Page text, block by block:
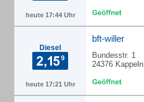
heute 17:44 Uhr
Diesel
heute 17:21 Uhr
bft-willer
Bundesstr. 1
24376 Kappeln